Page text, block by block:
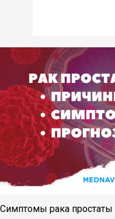
Симптомы рака простаты